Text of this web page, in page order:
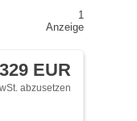
1
Anzeige
EUR
abzusetzen